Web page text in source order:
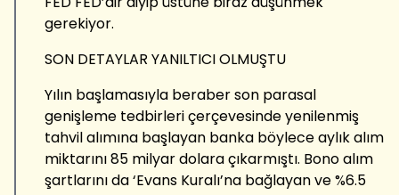
gerekiyor.
SON DETAYLAR YANILTICI OLMUŞTU
Yılın başlamasıyla beraber son parasal
genişleme tedbirleri çerçevesinde yenilenmiş
tahvil alımına başlayan banka böylece aylık alım
miktarını 85 milyar dolara çıkarmıştı. Bono alım
şartlarını da ‘Evans Kuralı’na bağlayan ve %6.5